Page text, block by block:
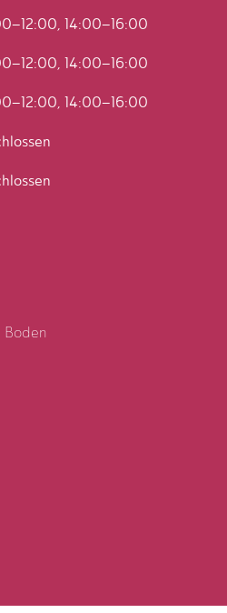
14:00–16:00
14:00–16:00
14:00–16:00